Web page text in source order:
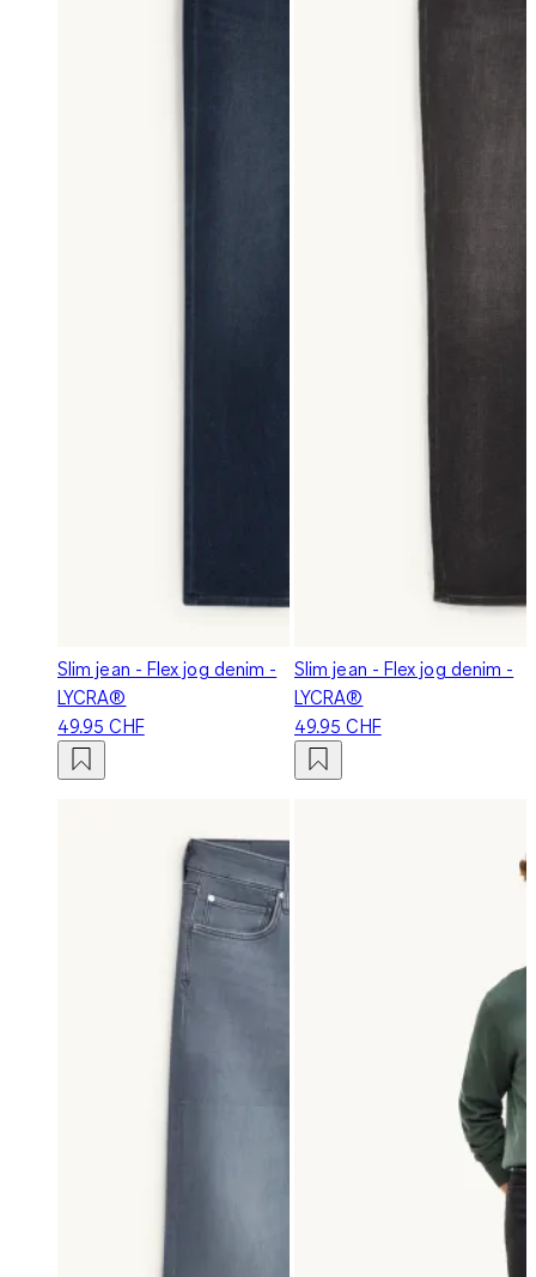
Slim jean - Flex jog denim -
LYCRA®
49.95 CHF
Slim jean - Flex jog denim -
LYCRA®
49.95 CHF